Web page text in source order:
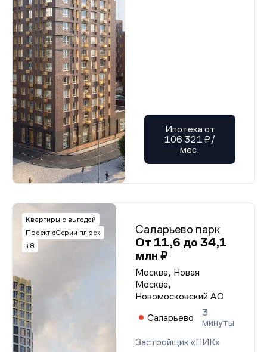
Ипотека от
106 321 ₽/
мес.
Квартиры с выгодой
Проект «Серии плюс»
+8
Саларьево парк
От 11,6 до 34,1
млн ₽
Москва, Новая
Москва,
Новомосковский АО
Саларьево
3
минуты
Застройщик «ПИК»